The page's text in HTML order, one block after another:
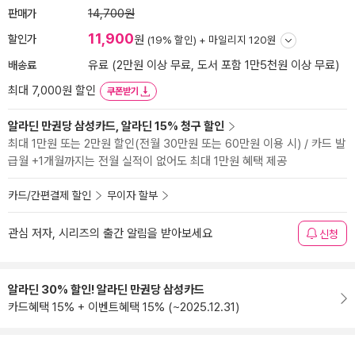
판매가 14,700원
할인가 11,900원 (19% 할인) + 마일리지 120원
배송료
유료 (2만원 이상 무료, 도서 포함 1만5천원 이상 무료)
최대 7,000원 할인
쿠폰받기
알라딘 만권당 삼성카드, 알라딘 15% 청구 할인
최대 1만원 또는 2만원 할인(전월 30만원 또는 60만원 이용 시) / 카드 발
급월 +1개월까지는 전월 실적이 없어도 최대 1만원 혜택 제공
카드/간편결제 할인 무이자 할부
관심 저자, 시리즈의 출간 알림을 받아보세요 신청
알라딘 30% 할인! 알라딘 만권당 삼성카드
카드혜택 15% + 이벤트혜택 15% (~2025.12.31)